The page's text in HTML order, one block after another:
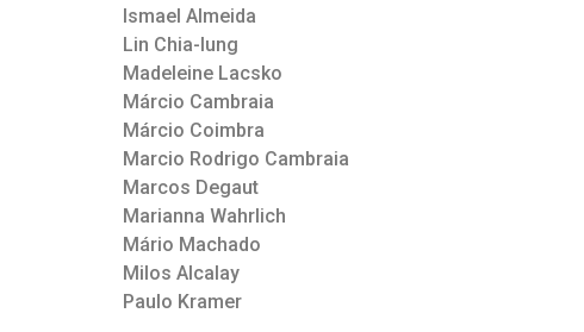
Ismael Almeida
Lin Chia-lung
Madeleine Lacsko
Márcio Cambraia
Márcio Coimbra
Marcio Rodrigo Cambraia
Marcos Degaut
Marianna Wahrlich
Mário Machado
Milos Alcalay
Paulo Kramer